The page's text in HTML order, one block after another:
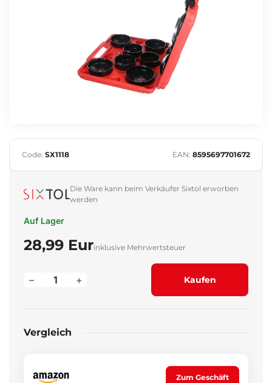
Code: SX1118 EAN: 8595697701672
Die Ware kann beim Verkäufer Sixtol erworben
werden
Auf Lager
28,99 Eurinklusive Mehrwertsteuer
+
– Kaufen
Vergleich
Zum Geschäft